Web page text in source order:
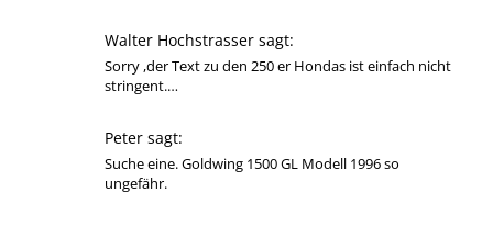
Walter Hochstrasser sagt:
Sorry ,der Text zu den 250 er Hondas ist einfach nicht
stringent.…
Peter sagt:
Suche eine. Goldwing 1500 GL Modell 1996 so
ungefähr.